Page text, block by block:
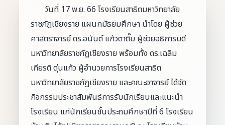
วันที่ 17 พ.ย. 66 โรงเรียนสาธิตมหาวิทยาลัย
ราชภัฏเชียงราย แผนกมัธยมศึกษา นำโดย ผู้ช่วย
ศาสตราจารย์ ดร.อนันต์ แก้วตาติ๊บ ผู้ช่วยอธิการบดี
มหาวิทยาลัยราชภัฏเชียงราย พร้อมทั้ง ดร.เฉลิม
เกียรติ ตุ่นแก้ว ผู้อำนวยการโรงเรียนสาธิต
มหาวิทยาลัยราชภัฏเชียงราย และคณะอาจารย์ ได้จัด
กิจกรรมประชาสัมพันธ์การรับนักเรียนและแนะนำ
โรงเรียน แก่นักเรียนชั้นประถมศึกษาปีที่ 6 โรงเรียน